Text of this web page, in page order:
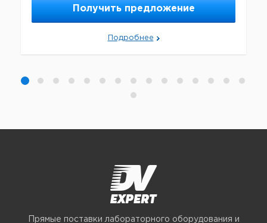
Получить предложение
Подробнее
Прямые поставки лабораторного оборудования и